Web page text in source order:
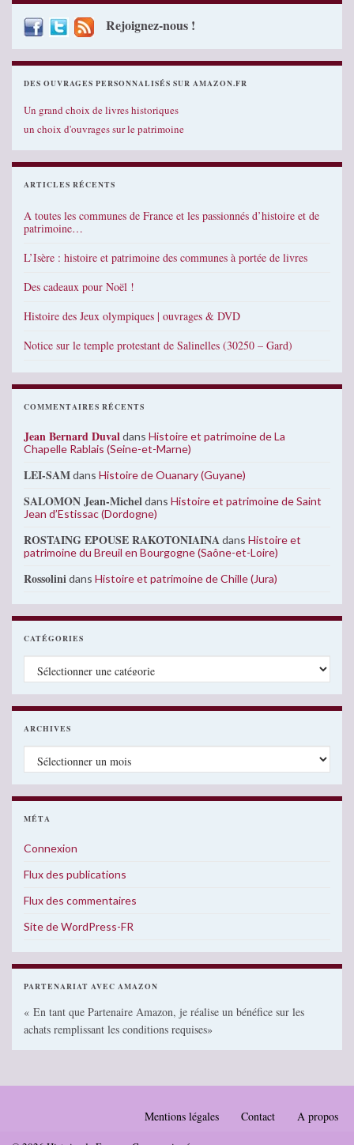
Rejoignez-nous !
DES OUVRAGES PERSONNALISÉS SUR AMAZON.FR
Un grand choix de livres historiques
un choix d'ouvrages sur le patrimoine
ARTICLES RÉCENTS
A toutes les communes de France et les passionnés d’histoire et de
patrimoine…
L’Isère : histoire et patrimoine des communes à portée de livres
Des cadeaux pour Noël !
Histoire des Jeux olympiques | ouvrages & DVD
Notice sur le temple protestant de Salinelles (30250 – Gard)
COMMENTAIRES RÉCENTS
Jean Bernard Duvaldans Histoire et patrimoine de La
Chapelle Rablais (Seine-et-Marne)
LEI-SAMdans Histoire de Ouanary (Guyane)
SALOMON Jean-Micheldans Histoire et patrimoine de Saint
Jean d’Estissac (Dordogne)
ROSTAING EPOUSE RAKOTONIAINAdans Histoire et
patrimoine du Breuil en Bourgogne (Saône-et-Loire)
Rossolinidans Histoire et patrimoine de Chille (Jura)
CATÉGORIES
Catégories
ARCHIVES
Archives
MÉTA
Connexion
Flux des publications
Flux des commentaires
Site de WordPress-FR
PARTENARIAT AVEC AMAZON
« En tant que Partenaire Amazon, je réalise un bénéfice sur les
achats remplissant les conditions requises»
Mentions légales Contact A propos